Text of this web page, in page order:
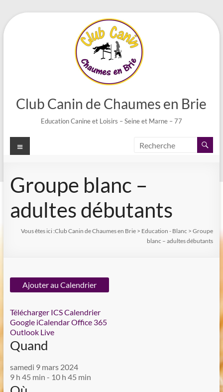
Aller
au
Club Canin de Chaumes en Brie
Education Canine et Loisirs – Seine et Marne – 77
Menu
Groupe blanc –
adultes débutants
Vous êtes ici :Club Canin de Chaumes en Brie > Education - Blanc >Groupe
blanc – adultes débutants
Ajouter au Calendrier
Télécharger ICSCalendrier
Google iCalendarOffice 365
Outlook Live
Quand
samedi 9 mars 2024
9 h 45 min - 10 h 45 min